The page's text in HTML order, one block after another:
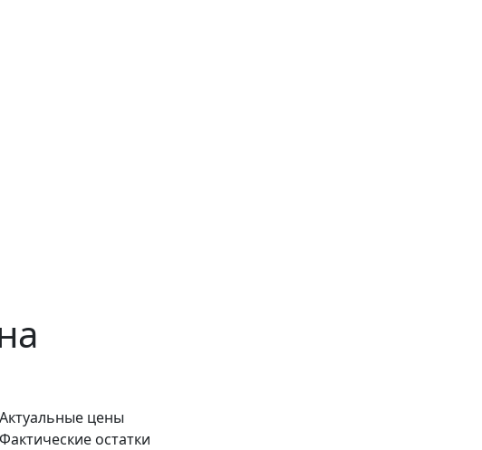
Актуальные цены
Фактические остатки